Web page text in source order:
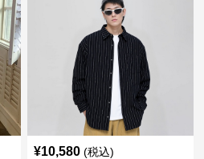
¥10,580 (税込)